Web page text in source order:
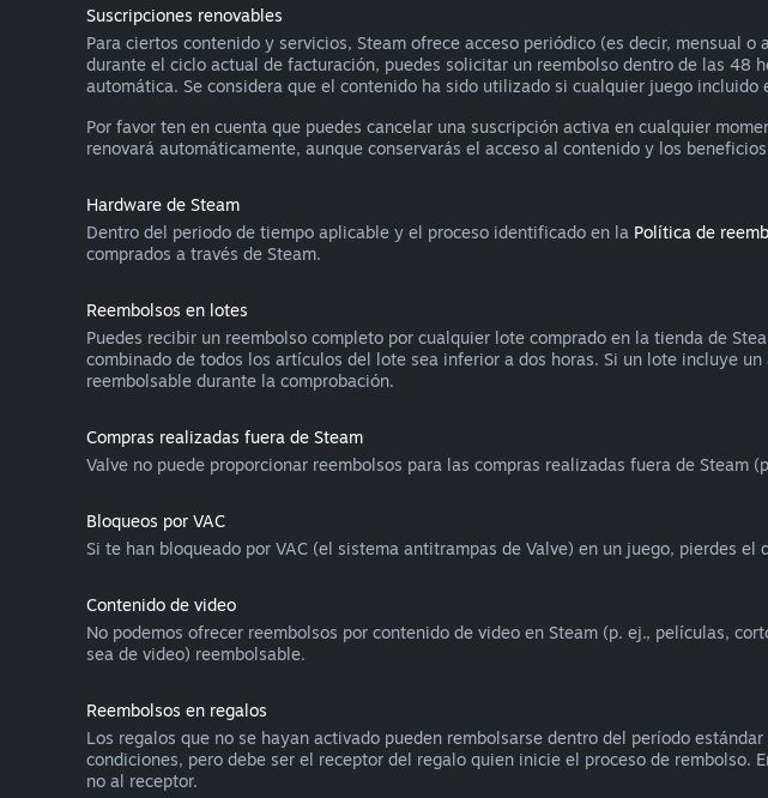
Suscripciones renovables
Para ciertos contenido y servicios, Steam ofrece acceso periódico (es decir, mensual
durante el ciclo actual de facturación, puedes solicitar un reembolso dentro de las
automática. Se considera que el contenido ha sido utilizado si cualquier juego
Por favor ten en cuenta que puedes cancelar una suscripción activa en cualquier
renovará automáticamente, aunque conservarás el acceso al contenido y los
Hardware de Steam
Dentro del periodo de tiempo aplicable y el proceso identificado en la Política de
comprados a través de Steam.
Reembolsos en lotes
Puedes recibir un reembolso completo por cualquier lote comprado en la tienda de
combinado de todos los artículos del lote sea inferior a dos horas. Si un lote incluye
reembolsable durante la comprobación.
Compras realizadas fuera de Steam
Valve no puede proporcionar reembolsos para las compras realizadas fuera de
Bloqueos por VAC
Si te han bloqueado por VAC (el sistema antitrampas de Valve) en un juego, pierdes el
Contenido de video
No podemos ofrecer reembolsos por contenido de video en Steam (p. ej., películas,
sea de video) reembolsable.
Reembolsos en regalos
Los regalos que no se hayan activado pueden rembolsarse dentro del período
condiciones, pero debe ser el receptor del regalo quien inicie el proceso de
no al receptor.